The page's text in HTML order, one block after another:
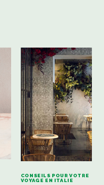
CONSEILS POUR VOTRE
VOYAGE EN ITALIE